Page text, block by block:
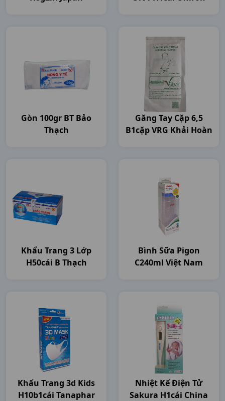
Gòn 100gr BT Bảo
Thạch
Găng Tay Cặp 6,5
B1cặp VRG Khải Hoàn
Khẩu Trang 3 Lớp
H50cái B Thạch
Bình Sữa Pigon
C240ml Việt Nam
Khẩu Trang 3d Kids
H10b1cái Tanaphar
Nhiệt Kế Điện Tử
Sakura H1cái China